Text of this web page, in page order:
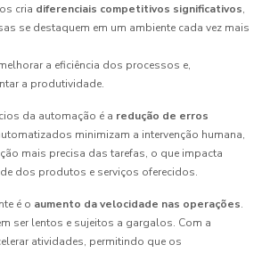
cria diferenciais competitivos significativos,
se destaquem em um ambiente cada vez mais
a eficiência dos processos e,
a produtividade.
da automação é a redução de erros
minimizam a intervenção humana,
mais precisa das tarefas, o que impacta
dos produtos e serviços oferecidos.
é o aumento da velocidade nas operações.
ser lentos e sujeitos a gargalos. Com a
atividades, permitindo que os